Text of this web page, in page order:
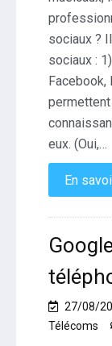
sociaux ?
sociaux :
Facebook,
eux. (Oui,…
En
27/08/
Télécoms